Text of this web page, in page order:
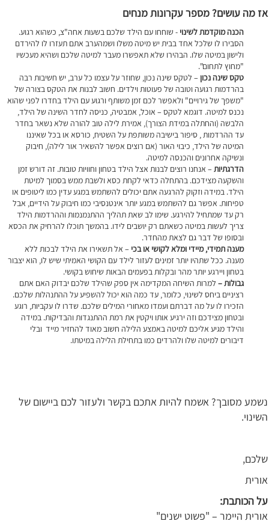
אז מה עושים? מספר עקרונות מנחים
הכנה מוקדמת לשינוי - שוחחו עם הילד שלכם בשעות אחה"צ, כשהוא רגוע.
הסבירו לו שלכל אחד בבית יש מיטה משלו ושמהערב אתם תעזרו לו להירדם
ולישון במיטה שלו. הבהירו שלא תאפשרו מעבר למיטה שלכם ושהיא מעכשיו
"מחוץ לתחום".
טקס שינה נכון – לטקס שינה נכון, שחוזר על עצמו כל ערב, יש חשיבות רבה
בהרדמות רגועה וטובה של פעוטות וילדים. חשוב לבנות את הטקס בצורה של
"משפך של גירויים" ולאפשר לכם זמן משותף ורגוע עם הילד בחדרו לפני שהוא
נכנס למיטה. דוגמא לטקס – אוכל, אמבטיה, כניסה לחדר השינה של הילד,
הלבשה (והחתלה במידת הצורך), אמירת לילה טוב להורה שלא נשאר בחדר
עד ההרדמות , סיפור בישיבה משותפת על השטיח, כורסא או בכל שאיננו
המיטה של הילד, כיבוי האור (אם רוצים אפשר להשאיר אור לילה), חיבוק
ונשיקה אחרונים והכנסה למיטה.
הדרגתיות– אנחנו רוצים לבנות אצל הילד בטחון וחוויות טובות. זה דורש זמן
והשקעה מצידכם. בהתחלה כדאי לקחת כסא ולשבת ממש בסמוך למיטת
הילד. במידה וזקוק להרגעה אתם יכולים להשתמש במגע עדין כמו ליטופים או
טפיחות. אפשר גם להשתמש במגע יותר אינטנסיבי כמו חיבוק על הידיים, אבל
רק עד שמתחיל להירגע. שימו לב שאת תהליך ההתנמנמות וההרדמות הילד
צריך לעשות במיטה כשאתם רק יושבים לידו. בהמשך תוכלו להרחיק את הכסא
ובסופו של דבר גם לצאת מהחדר.
מענה תמידי, מיידי ומלא לקושי או בכי – אל תשאירו את הילד לבכות ללא
מענה. ככל שתהיו יותר זמינים לעזור לילד עם הקושי האמיתי שיש לו, הוא יצבור
בטחון ויירגע יותר מהר ובקלות בפעמים הבאות שיחוש בקושי.
גבולות – למרות השיחה המקדימה אין ספק שהילד שלכם יבדוק האם אתם
רציניים ביחס לשינוי, כלומר, עד כמה הוא יכול להשפיע על ההתנהלות שלכם.
הזכירו לו על מה דברתם ועמדו מאחורי המילים שלכם. שדרו לו עקביות, רוגע
ובטחון מצידכם וזה ירגיע אותו ויקטין את רמת ההתנגדות והבדיקות. במידה
והילד מגיע אליכם למיטה באמצע הלילה חשוב מאוד להחזיר מייד ובלי
דיבורים למיטה שלו ולהרדים כמו בתחילת הלילה במיטתו.
נשמע מסובך? אשמח להיות אתכם בקשר ולעזור לכם ביישום של
השינוי.
שלכם,
אורית
על הכותבת:
אורית היימר – "פשוט ישנים"